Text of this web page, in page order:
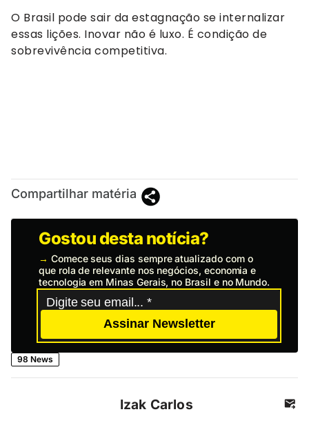
O Brasil pode sair da estagnação se internalizar
essas lições. Inovar não é luxo. É condição de
sobrevivência competitiva.
Compartilhar matéria
Gostou desta notícia?
→ Comece seus dias sempre atualizado com o
que rola de relevante nos negócios, economia e
tecnologia em Minas Gerais, no Brasil e no Mundo.
Assinar Newsletter
98 News
Izak Carlos